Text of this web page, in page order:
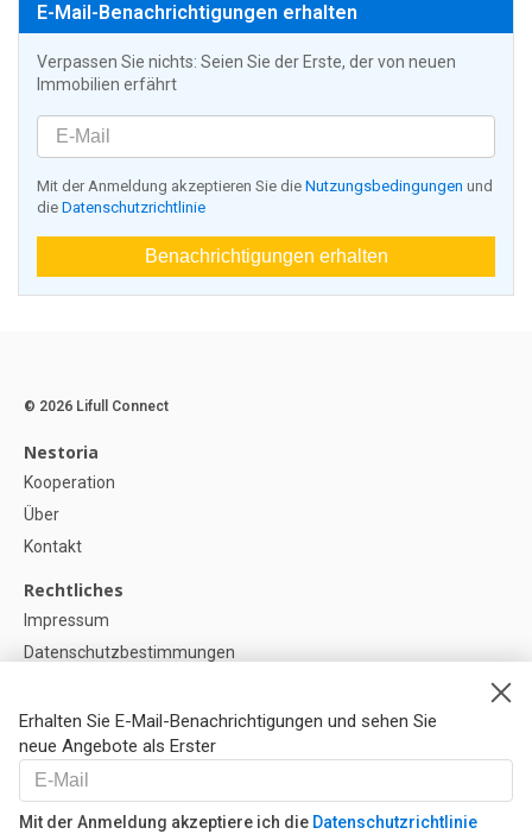
E-Mail-Benachrichtigungen erhalten
Verpassen Sie nichts: Seien Sie der Erste, der von neuen
Immobilien erfährt
Mit der Anmeldung akzeptieren Sie die Nutzungsbedingungen und
die Datenschutzrichtlinie
Benachrichtigungen erhalten
Erhalten Sie E-Mail-Benachrichtigungen und sehen Sie
neue Angebote als Erster
Mit der Anmeldung akzeptiere ich die Datenschutzrichtlinie
© 2026 Lifull Connect
Nestoria
Kooperation
Über
Kontakt
Rechtliches
Impressum
Datenschutzbestimmungen
Cookie-Einstellunge
Hilfe
FAQ
Unsere Partner